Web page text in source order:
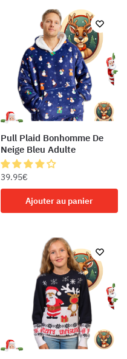
Pull Plaid Bonhomme De
Neige Bleu Adulte
39.95€
Ajouter au panier